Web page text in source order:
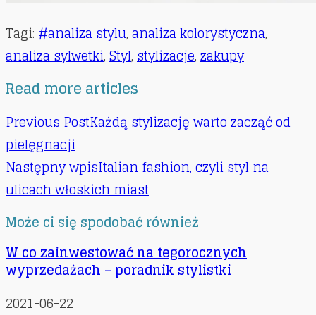
Tagi:#analiza stylu,analiza kolorystyczna,
analiza sylwetki,Styl,stylizacje,zakupy
Read more articles
Previous PostKażdą stylizację warto zacząć od
pielęgnacji
Następny wpisItalian fashion, czyli styl na
ulicach włoskich miast
Może ci się spodobać również
W co zainwestować na tegorocznych
wyprzedażach – poradnik stylistki
2021-06-22